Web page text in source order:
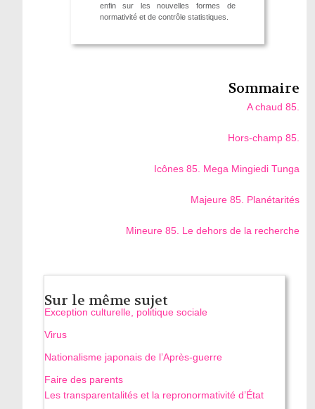
enfin sur les nouvelles formes de
normativité et de contrôle statistiques.
Sommaire
A chaud 85.
Hors-champ 85.
Icônes 85. Mega Mingiedi Tunga
Majeure 85. Planétarités
Mineure 85. Le dehors de la recherche
Sur le même sujet
Exception culturelle, politique sociale
Virus
Nationalisme japonais de l’Après-guerre
Faire des parents
Les transparentalités et la repronormativité d’État